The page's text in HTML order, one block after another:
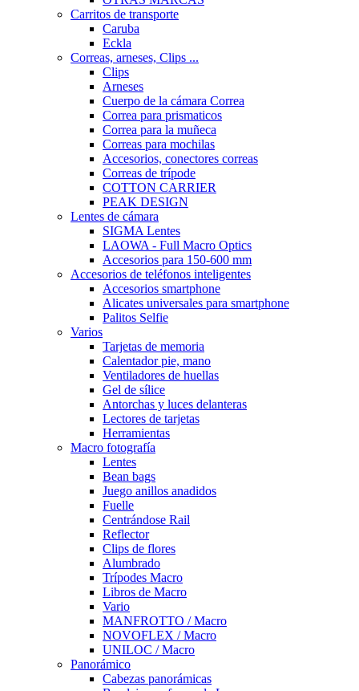
Carritos de transporte
Caruba
Eckla
Correas, arneses, Clips ...
Clips
Arneses
Cuerpo de la cámara Correa
Correa para prismaticos
Correa para la muñeca
Correas para mochilas
Accesorios, conectores correas
Correas de trípode
COTTON CARRIER
PEAK DESIGN
Lentes de cámara
SIGMA Lentes
LAOWA - Full Macro Optics
Accesorios para 150-600 mm
Accesorios de teléfonos inteligentes
Accesorios smartphone
Alicates universales para smartphone
Palitos Selfie
Varios
Tarjetas de memoria
Calentador pie, mano
Ventiladores de huellas
Gel de sílice
Antorchas y luces delanteras
Lectores de tarjetas
Herramientas
Macro fotografía
Lentes
Bean bags
Juego anillos anadidos
Fuelle
Centrándose Rail
Reflector
Clips de flores
Alumbrado
Trípodes Macro
Libros de Macro
Vario
MANFROTTO / Macro
NOVOFLEX / Macro
UNILOC / Macro
Panorámico
Cabezas panorámicas